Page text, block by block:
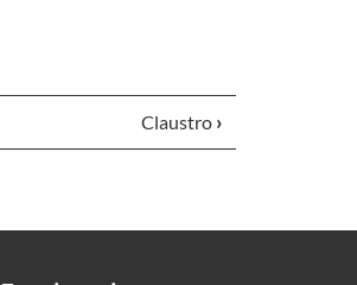
Claustro ›